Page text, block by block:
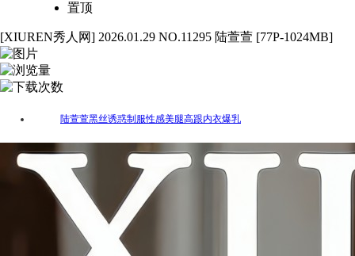
置顶
[XIUREN秀人网] 2026.01.29 NO.11295 陆萱萱 [77P-1024MB]
陆萱萱黑丝诱惑制服性感美腿高跟内衣爆乳